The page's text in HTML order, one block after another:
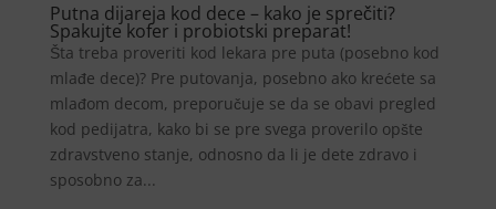
Putna dijareja kod dece – kako je sprečiti?
Spakujte kofer i probiotski preparat!
Šta treba proveriti kod lekara pre puta (posebno kod
mlađe dece)? Pre putovanja, posebno ako krećete sa
mlađom decom, preporučuje se da se obavi pregled
kod pedijatra, kako bi se pre svega proverilo opšte
zdravstveno stanje, odnosno da li je dete zdravo i
sposobno za...